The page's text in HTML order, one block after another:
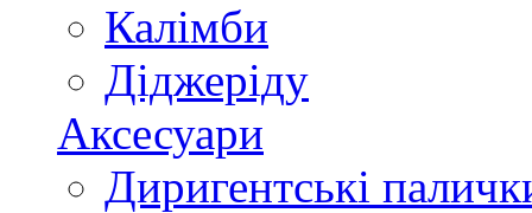
Калімби
Діджеріду
Аксесуари
Диригентські